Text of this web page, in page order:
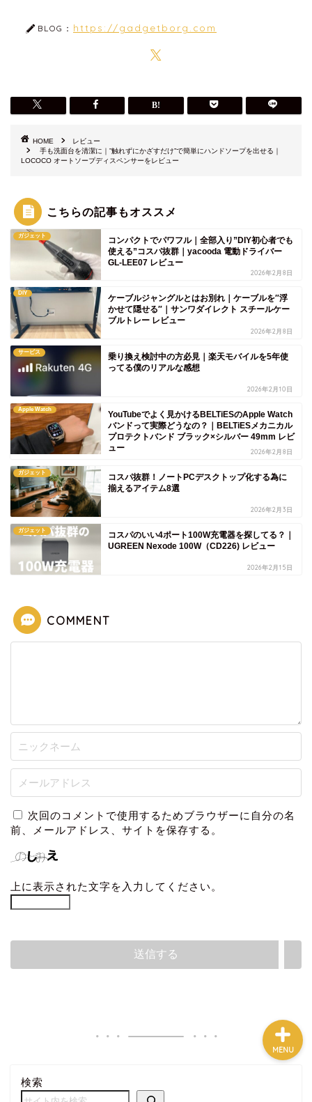
BLOG： https://gadgetborg.com
HOME
レビュー
手も洗面台を清潔に｜”触れずにかざすだけ”で簡単にハンドソープを出せる｜
LOCOCO オートソープディスペンサーをレビュー
こちらの記事もオススメ
ガジェット
コンパクトでパワフル｜全部入り”DIY初心者でも
使える”コスパ抜群｜yacooda 電動ドライバー
GL-LEE07 レビュー
2026年2月8日
DIY
ケーブルジャングルとはお別れ｜ケーブルを″浮
かせて隠せる″｜サンワダイレクト スチールケー
ブルトレー レビュー
2026年2月8日
サービス
乗り換え検討中の方必見｜楽天モバイルを5年使
ってる僕のリアルな感想
2026年2月10日
Apple Watch
YouTubeでよく見かけるBELTiESのApple Watch
バンドって実際どうなの？｜BELTiESメカニカル
プロテクトバンド ブラック×シルバー 49mm レビ
ュー
2026年2月8日
ガジェット
コスパ抜群！ノートPCデスクトップ化する為に
揃えるアイテム8選
2026年2月3日
ガジェット
コスパのいい4ポート100W充電器を探してる？｜
UGREEN Nexode 100W（CD226) レビュー
2026年2月15日
COMMENT
次回のコメントで使用するためブラウザーに自分の名
前、メールアドレス、サイトを保存する。
上に表示された文字を入力してください。
検索
MENU
ホーム
お問い合わせ